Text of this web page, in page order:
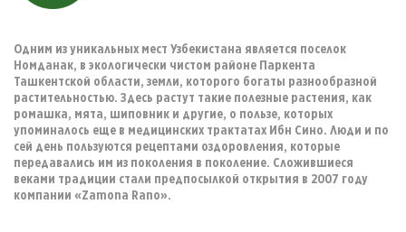
Одним из уникальных мест Узбекистана является поселок
Номданак, в экологически чистом районе Паркента
Ташкентской области, земли, которого богаты разнообразной
растительностью. Здесь растут такие полезные растения, как
ромашка, мята, шиповник и другие, о пользе, которых
упоминалось еще в медицинских трактатах Ибн Сино. Люди и по
сей день пользуются рецептами оздоровления, которые
передавались им из поколения в поколение. Сложившиеся
веками традиции стали предпосылкой открытия в 2007 году
компании «Zamona Rano».